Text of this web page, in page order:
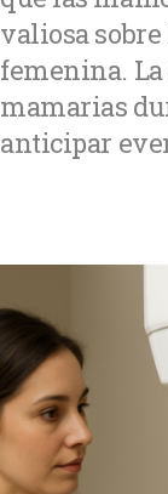
valiosa
femenina.
mamarias
anticipar